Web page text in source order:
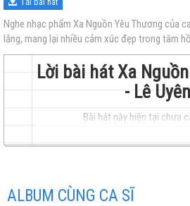
Nghe
Xa Nguồn Yêu Thương
Nghe nhạc phẩm Xa Nguồn Yêu Thương của
lắng, mang lại nhiều cảm xúc đẹp trong tâm
Lời bài hát Xa
- Lê Uyên
Bài hát này hiện tại chưa
ALBUM CÙNG CA SĨ